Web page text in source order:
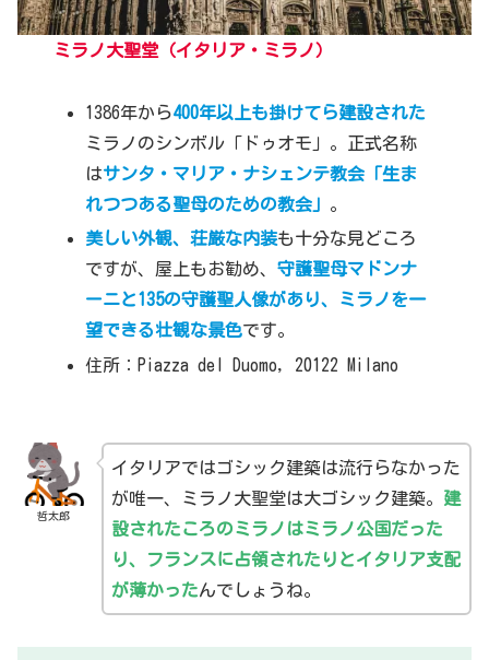
ミラノ大聖堂 （イタリア・ミラノ）
1386年から400年以上も掛けてら建設された
ミラノのシンボル「ドゥオモ」。正式名称
はサンタ・マリア・ナシェンテ教会「生ま
れつつある聖母のための教会」 。
美しい外観、荘厳な内装も十分な見どころ
ですが、屋上もお勧め、守護聖母マドンナ
ーニと135の守護聖人像があり、ミラノを一
望できる壮観な景色です。
住所：Piazza del Duomo, 20122 Milano
哲太郎
イタリアではゴシック建築は流行らなかった
が唯一、ミラノ大聖堂は大ゴシック建築。 建
設されたころのミラノはミラノ公国だった
り、フランスに占領されたりとイタリア支配
が薄かったんでしょうね。